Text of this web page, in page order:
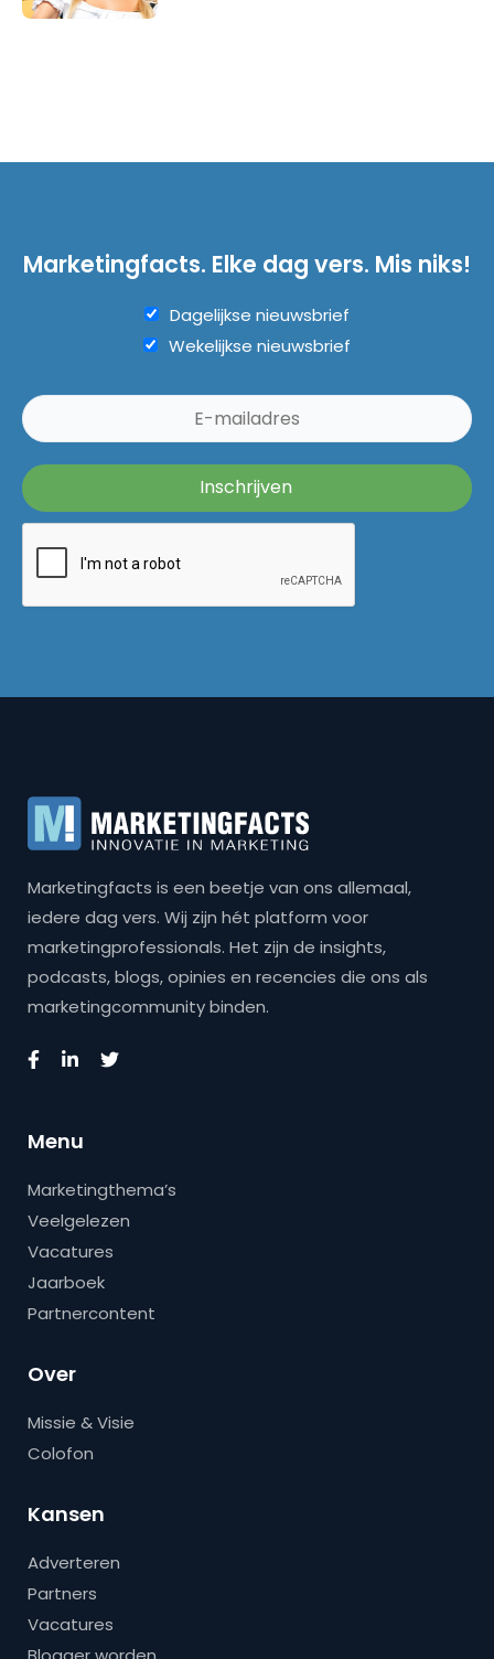
Marketingfacts. Elke dag vers. Mis niks!
Dagelijkse nieuwsbrief
Wekelijkse nieuwsbrief
Marketingfacts is een beetje van ons allemaal,
iedere dag vers. Wij zijn hét platform voor
marketingprofessionals. Het zijn de insights,
podcasts, blogs, opinies en recencies die ons als
marketingcommunity binden.
Menu
Marketingthema’s
Veelgelezen
Vacatures
Jaarboek
Partnercontent
Over
Missie & Visie
Colofon
Kansen
Adverteren
Partners
Vacatures